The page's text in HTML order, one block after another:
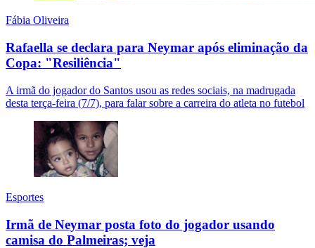
Fábia Oliveira
Rafaella se declara para Neymar após eliminação da
Copa: "Resiliência"
A irmã do jogador do Santos usou as redes sociais, na madrugada
desta terça-feira (7/7), para falar sobre a carreira do atleta no futebol
Esportes
Irmã de Neymar posta foto do jogador usando
camisa do Palmeiras; veja